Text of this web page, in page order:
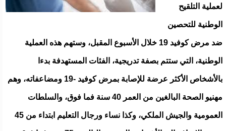
لعملية التلقيح
الوطنية للتحصين
ضد مرض كوفيد 19 خلال الأسبوع المقبل، وستهم هذه العملية
الوطنية، التي ستتم بصفة تدريجية، الفئات المستهدفة بدءا
بالأشخاص الأكثر عرضة للإصابة بمرض کوفید -19 ومضاعفاته، وهم
مهنيو الصحة البالغين من العمر 40 سنة فما فوق، والسلطات
العمومية والجيش الملكي، وكذا نساء ورجال التعليم ابتداء من 45